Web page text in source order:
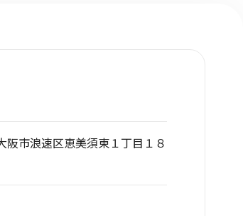
市浪速区恵美須東１丁目１８